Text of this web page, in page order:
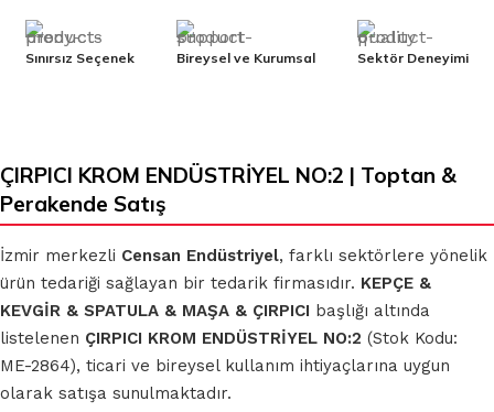
Sınırsız Seçenek Bireysel ve Kurumsal Sektör Deneyimi
ÇIRPICI KROM ENDÜSTRİYEL NO:2 | Toptan &
Perakende Satış
İzmir merkezli Censan Endüstriyel, farklı sektörlere yönelik
ürün tedariği sağlayan bir tedarik firmasıdır. KEPÇE &
KEVGİR & SPATULA & MAŞA & ÇIRPICI başlığı altında
listelenen ÇIRPICI KROM ENDÜSTRİYEL NO:2 (Stok Kodu:
ME-2864), ticari ve bireysel kullanım ihtiyaçlarına uygun
olarak satışa sunulmaktadır.